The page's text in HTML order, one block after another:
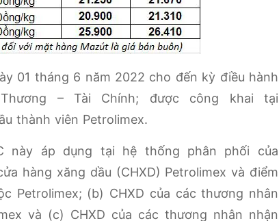
01 tháng 6 năm 2022 cho đến kỳ điều hành
– Tài Chính; được công khai tại
thành viên Petrolimex.
này áp dụng tại hệ thống phân phối của
hàng xăng dầu (CHXD) Petrolimex và điểm
Petrolimex; (b) CHXD của các thương nhân
và (c) CHXD của các thương nhân nhận